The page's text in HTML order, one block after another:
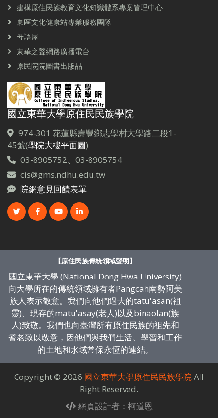
建構原住民族教育文化知識體系專案管理中心
東區文化健康站專業服務團隊
母語屋
東華之聲網路廣播電台
原民院院圖書出版品
國立東華大學原住民民族學院
974-301 花蓮縣壽豐鄉志學村大學路二段1-
45號(學院大樓平面圖)
03-8905752、03-8905754
cis@gms.ndhu.edu.tw
院網意見回饋表單
【原住民族傳統領域聲明】
國立東華大學 (National Dong Hwa University)
向大學所在的傳統領域擁有者Pangcah南勢阿美
族人表示敬意。我們向他們過去的tatu'asan(祖
靈)、現存的matu'asay(老人)以及binaolan(族
人)致敬。我們也向臺灣所有原住民族的祖先和
耆老致以敬意，因他們與我們生活、學習和工作
的土地和水域常保永恆的連結。
Copyright © 2026 國立東華大學原住民民族學院All
Right Reserved.
網頁設計者：柯道恩